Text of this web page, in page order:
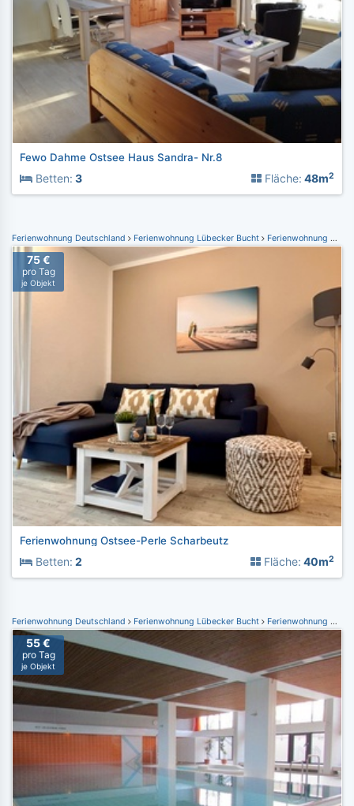
Fewo Dahme Ostsee Haus Sandra- Nr.8
Betten: 3 Fläche: 48m2
Ferienwohnung Deutschland Ferienwohnung Lübecker Bucht Ferienwohnung Scharbeutz
75 €
pro Tag
je Objekt
Ferienwohnung Ostsee-Perle Scharbeutz
Betten: 2 Fläche: 40m2
Ferienwohnung Deutschland Ferienwohnung Lübecker Bucht Ferienwohnung Dahme
55 €
pro Tag
je Objekt